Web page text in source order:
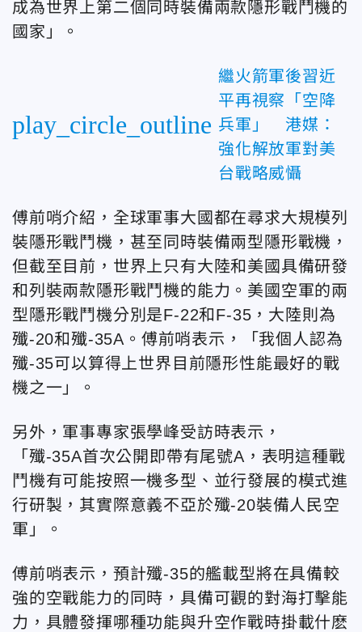
成為世界上第二個同時裝備兩款隱形戰鬥機的
國家」。
play_circle_outline
繼火箭軍後習近
平再視察「空降
兵軍」 港媒：
強化解放軍對美
台戰略威懾
傅前哨介紹，全球軍事大國都在尋求大規模列
裝隱形戰鬥機，甚至同時裝備兩型隱形戰機，
但截至目前，世界上只有大陸和美國具備研發
和列裝兩款隱形戰鬥機的能力。美國空軍的兩
型隱形戰鬥機分別是F-22和F-35，大陸則為
殲-20和殲-35A。傅前哨表示，「我個人認為
殲-35可以算得上世界目前隱形性能最好的戰
機之一」。
另外，軍事專家張學峰受訪時表示，
「殲-35A首次公開即帶有尾號A，表明這種戰
鬥機有可能按照一機多型、並行發展的模式進
行研製，其實際意義不亞於殲-20裝備人民空
軍」。
傅前哨表示，預計殲-35的艦載型將在具備較
強的空戰能力的同時，具備可觀的對海打擊能
力，具體發揮哪種功能與升空作戰時掛載什麽